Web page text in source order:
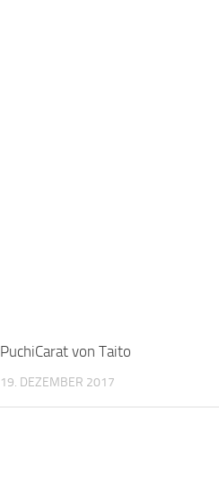
PuchiCarat von Taito
19. DEZEMBER 2017